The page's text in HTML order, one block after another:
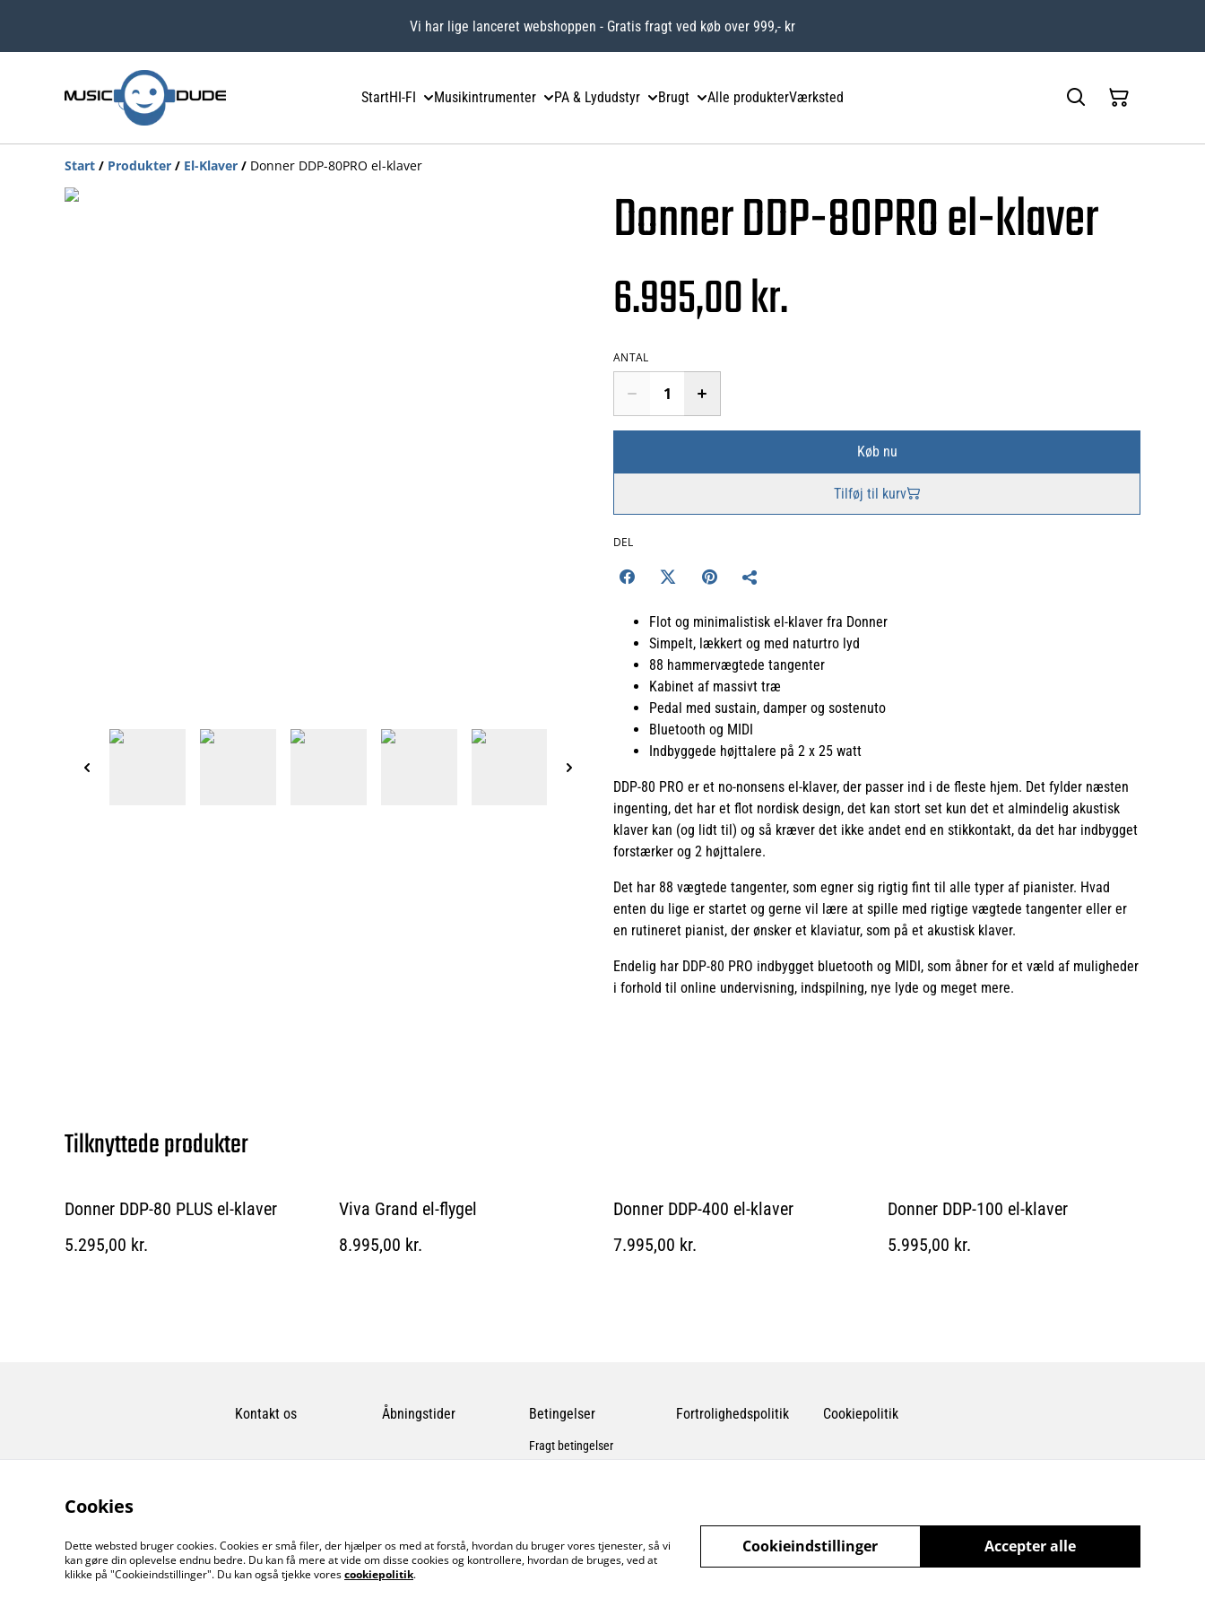
Vi har lige lanceret webshoppen - Gratis fragt ved køb over 999,- kr
StartHI-FI Musikintrumenter PA & Lydudstyr Brugt Alle produkterVærksted
Start / Produkter / El-Klaver / Donner DDP-80PRO el-klaver
Donner DDP-80PRO el-klaver
6.995,00 kr.
ANTAL
Køb nu
Tilføj til kurv
DEL
Flot og minimalistisk el-klaver fra Donner
Simpelt, lækkert og med naturtro lyd
88 hammervægtede tangenter
Kabinet af massivt træ
Pedal med sustain, damper og sostenuto
Bluetooth og MIDI
Indbyggede højttalere på 2 x 25 watt
DDP-80 PRO er et no-nonsens el-klaver, der passer ind i de fleste hjem. Det fylder næsten
ingenting, det har et flot nordisk design, det kan stort set kun det et almindelig akustisk
klaver kan (og lidt til) og så kræver det ikke andet end en stikkontakt, da det har indbygget
forstærker og 2 højttalere.
Det har 88 vægtede tangenter, som egner sig rigtig fint til alle typer af pianister. Hvad
enten du lige er startet og gerne vil lære at spille med rigtige vægtede tangenter eller er
en rutineret pianist, der ønsker et klaviatur, som på et akustisk klaver.
Endelig har DDP-80 PRO indbygget bluetooth og MIDI, som åbner for et væld af muligheder
i forhold til online undervisning, indspilning, nye lyde og meget mere.
Tilknyttede produkter
Donner DDP-80 PLUS el-klaver
5.295,00 kr.
Viva Grand el-flygel
8.995,00 kr.
Donner DDP-400 el-klaver
7.995,00 kr.
Donner DDP-100 el-klaver
5.995,00 kr.
Kontakt os Åbningstider Betingelser
Fragt betingelser
Fortrolighedspolitik Cookiepolitik
©2026 MusicDude
Cookies
Dette websted bruger cookies. Cookies er små filer, der hjælper os med at forstå, hvordan du bruger vores tjenester, så vi
kan gøre din oplevelse endnu bedre. Du kan få mere at vide om disse cookies og kontrollere, hvordan de bruges, ved at
klikke på "Cookieindstillinger". Du kan også tjekke vorescookiepolitik.
Accepter alle
Cookieindstillinger